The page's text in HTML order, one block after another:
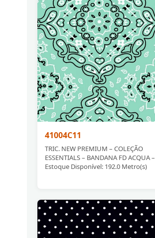
41004C11
TRIC. NEW PREMIUM – COLEÇÃO
ESSENTIALS – BANDANA FD ACQUA –
Estoque Disponível: 192.0 Metro(s)